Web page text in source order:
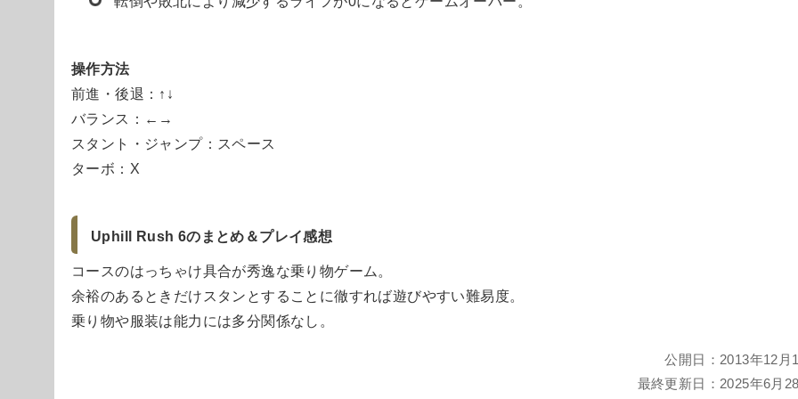
操作方法
前進・後退：↑↓
バランス：←→
スタント・ジャンプ：スペース
ターボ：X
Uphill Rush 6のまとめ＆プレイ感想
コースのはっちゃけ具合が秀逸な乗り物ゲーム。
余裕のあるときだけスタンとすることに徹すれば遊びやすい難易度。
乗り物や服装は能力には多分関係なし。
公開日： 2013年12月
最終更新日： 2025年6月